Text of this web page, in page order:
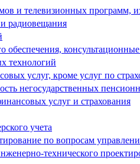
и телевизионных программ,
и радиовещания
обеспечения,
технологий
услуг, кроме услуг по
негосударственных
услуг и страхования
учета
по вопросам
технического